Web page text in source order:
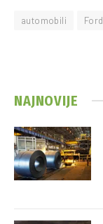
automobili Ford
NAJNOVIJE